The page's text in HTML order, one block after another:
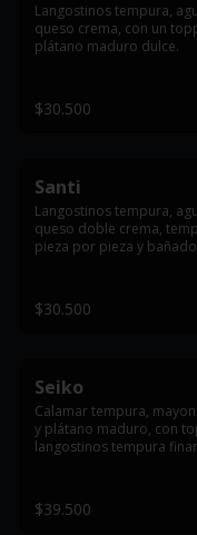
Langostinos tempura,
queso crema, con un
plátano maduro dulce.
$30.500
Santi
Langostinos tempura,
queso doble crema,
pieza por pieza y
$30.500
Seiko
Calamar tempura,
y plátano maduro, con
langostinos tempura
$39.500